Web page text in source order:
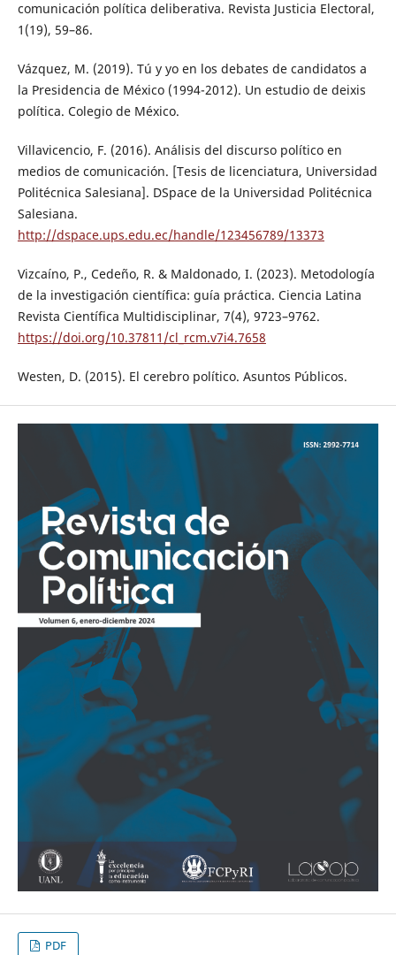
comunicación política deliberativa. Revista Justicia Electoral,
1(19), 59–86.
Vázquez, M. (2019). Tú y yo en los debates de candidatos a
la Presidencia de México (1994-2012). Un estudio de deixis
política. Colegio de México.
Villavicencio, F. (2016). Análisis del discurso político en
medios de comunicación. [Tesis de licenciatura, Universidad
Politécnica Salesiana]. DSpace de la Universidad Politécnica
Salesiana.
http://dspace.ups.edu.ec/handle/123456789/13373
Vizcaíno, P., Cedeño, R. & Maldonado, I. (2023). Metodología
de la investigación científica: guía práctica. Ciencia Latina
Revista Científica Multidisciplinar, 7(4), 9723–9762.
https://doi.org/10.37811/cl_rcm.v7i4.7658
Westen, D. (2015). El cerebro político. Asuntos Públicos.
PDF